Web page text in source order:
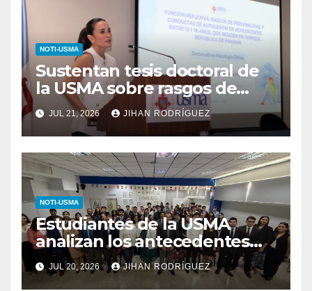
NOTI-USMA
Sustentan tesis doctoral de
la USMA sobre rasgos de
personalidad y conductas de
autolesión en adolescentes
JUL 21, 2026 JIHAN RODRÍGUEZ
NOTI-USMA
Estudiantes de la USMA
analizan los antecedentes
del Derecho Romano junto a
diputada invitada
JUL 20, 2026 JIHAN RODRÍGUEZ